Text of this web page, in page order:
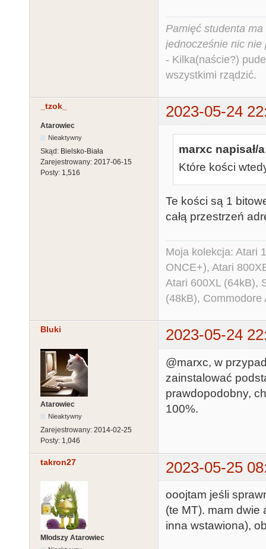
Pamięć studenta
jednocześnie nic nie
- Kilka(naście?)
wszystkimi rządzić.
_tzok_ 2023-05-24
Atarowiec
Nieaktywny
Skąd: Bielsko-Biała
Zarejestrowany: 2017-06-15
Posty: 1,516
marxc napisał/
Które kości
Te kości są 1
całą przestrzeń
Moja kolekcja: Atari
ONCE+), Atari
Atari 600XL (64kB),
(48kB),
Bluki 2023-05-24
Atarowiec
Nieaktywny
Zarejestrowany: 2014-02-25
Posty: 1,046
@marxc, w
zainstalować
prawdopodobny,
100%.
takron27 2023-05-25
Młodszy Atarowiec
ooojtam jeśli
(te MT). mam dwie
inna wstawiona),